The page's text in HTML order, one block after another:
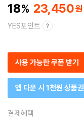
18 23,450
YES포인트
사용 가능한 쿠폰 받기
앱 다운 시 1천원 상품권
결제혜택